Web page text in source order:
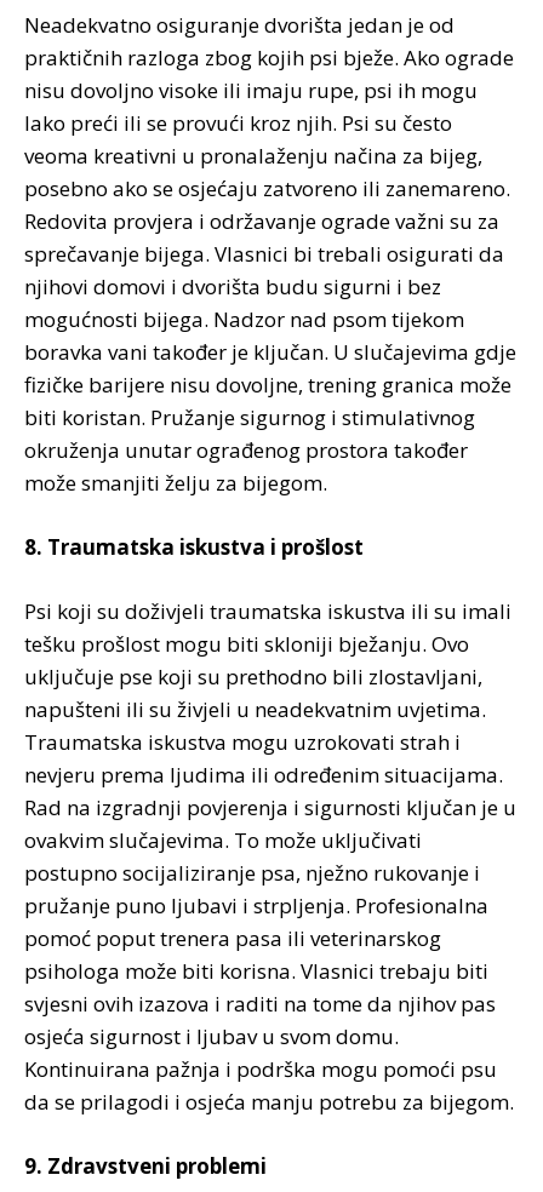
Neadekvatno osiguranje dvorišta jedan je od
praktičnih razloga zbog kojih psi bježe. Ako ograde
nisu dovoljno visoke ili imaju rupe, psi ih mogu
lako preći ili se provući kroz njih. Psi su često
veoma kreativni u pronalaženju načina za bijeg,
posebno ako se osjećaju zatvoreno ili zanemareno.
Redovita provjera i održavanje ograde važni su za
sprečavanje bijega. Vlasnici bi trebali osigurati da
njihovi domovi i dvorišta budu sigurni i bez
mogućnosti bijega. Nadzor nad psom tijekom
boravka vani također je ključan. U slučajevima gdje
fizičke barijere nisu dovoljne, trening granica može
biti koristan. Pružanje sigurnog i stimulativnog
okruženja unutar ograđenog prostora također
može smanjiti želju za bijegom.
8. Traumatska iskustva i prošlost
Psi koji su doživjeli traumatska iskustva ili su imali
tešku prošlost mogu biti skloniji bježanju. Ovo
uključuje pse koji su prethodno bili zlostavljani,
napušteni ili su živjeli u neadekvatnim uvjetima.
Traumatska iskustva mogu uzrokovati strah i
nevjeru prema ljudima ili određenim situacijama.
Rad na izgradnji povjerenja i sigurnosti ključan je u
ovakvim slučajevima. To može uključivati
postupno socijaliziranje psa, nježno rukovanje i
pružanje puno ljubavi i strpljenja. Profesionalna
pomoć poput trenera pasa ili veterinarskog
psihologa može biti korisna. Vlasnici trebaju biti
svjesni ovih izazova i raditi na tome da njihov pas
osjeća sigurnost i ljubav u svom domu.
Kontinuirana pažnja i podrška mogu pomoći psu
da se prilagodi i osjeća manju potrebu za bijegom.
9. Zdravstveni problemi